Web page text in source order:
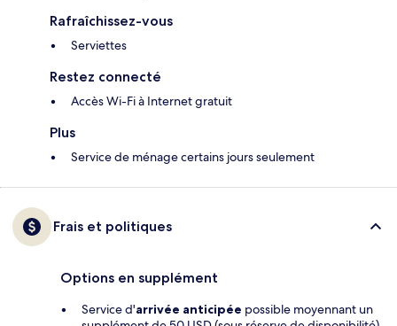
Rafraîchissez-vous
Serviettes
Restez connecté
Accès Wi-Fi à Internet gratuit
Plus
Service de ménage certains jours seulement
Frais et politiques
Options en supplément
Service d'arrivée anticipée possible moyennant un